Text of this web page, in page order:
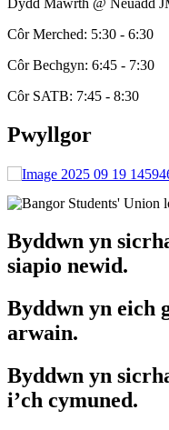
Côr Merched: 5:30 - 6:30
Côr Bechgyn: 6:45 - 7:30
Côr SATB: 7:45 - 8:30
Pwyllgor
Byddwn yn
siapio newid.
Byddwn yn eich
arwain.
Byddwn yn
i’ch cymuned.